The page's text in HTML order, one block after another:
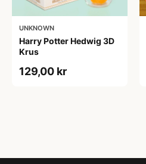
UNKNOWN
Harry Potter Hedwig 3D
Krus
129,00 kr